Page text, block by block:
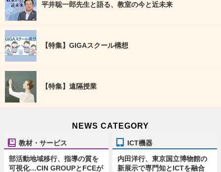
平井聡一郎先生と語る、教室の今と近未来
【特集】GIGAスクール構想
【特集】遠隔授業
NEWS CATEGORY
教材・サービス
部活動地域移行、指導の質を
可視化…CIN GROUPとFCEが
ICT機器
内田洋行、東京国立博物館の
新展示で専門知とICTを融合